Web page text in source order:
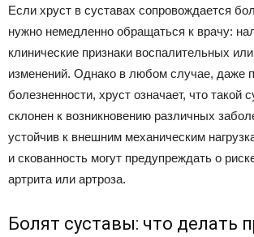
Если хруст в суставах сопровождается
нужно немедленно обращаться к врачу:
клинические признаки воспалительных
изменений. Однако в любом случае, даже
болезненности, хруст означает, что такой
склонен к возникновению различных
устойчив к внешним механическим
и скованность могут предупреждать о
артрита или артроза.
Болят суставы: что делать